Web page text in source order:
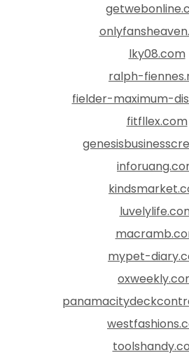
lky08.com
ralph-
fielder-maximum-
fitfllex.com
mypet-